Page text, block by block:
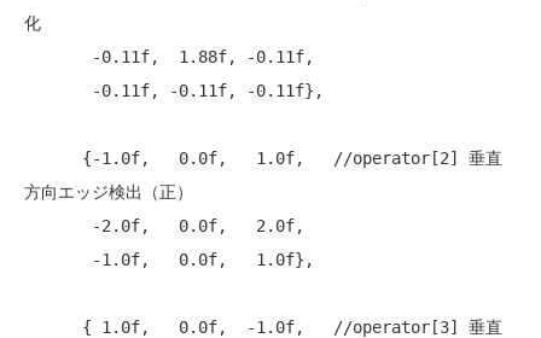
化
      {-1.0f,   0.0f,   1.0f,
//operator[2] 垂直
方向エッジ検出（正）
      { 1.0f,   0.0f,  -1.0f,
//operator[3] 垂直